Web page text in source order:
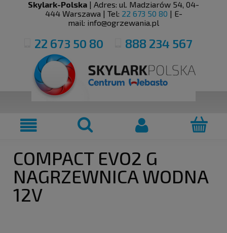
Skylark-Polska | Adres: ul. Madziarów 54, 04-
444 Warszawa | Tel: 22 673 50 80 | E-
mail: info@ogrzewania.pl
22 673 50 80 888 234 567
COMPACT EVO2 G
NAGRZEWNICA WODNA
12V